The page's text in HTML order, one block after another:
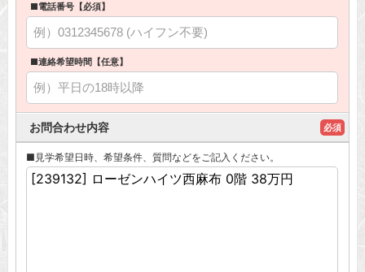
■電話番号【必須】
■連絡希望時間【任意】
お問合わせ内容 必須
■見学希望日時、希望条件、質問などをご記入ください。